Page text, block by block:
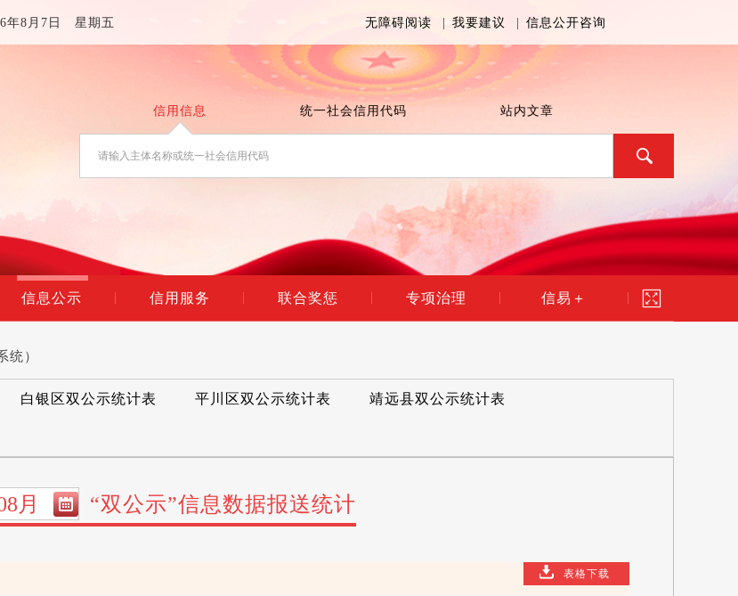
年8月7日 星期五 无障碍阅读 | 我要建议 | 信息公开咨询
信用信息 统一社会信用代码 站内文章
信息公示 信用服务 联合奖惩 专项治理 信易＋
统）
白银区双公示统计表 平川区双公示统计表 靖远县双公示统计表
“双公示”信息数据报送统计
表格下载